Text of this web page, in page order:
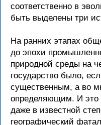
соответственно в
быть выделены три
На ранних этапах
до эпохи
природной среды на
государство было,
существенным, а во
определяющим. И это
даже в известной
географический